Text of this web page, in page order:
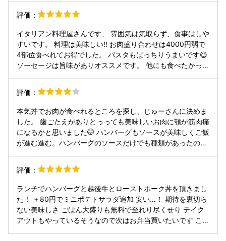
今度絶対飲みに行こうと話しました笑。 お店の雰囲気も良い
し、そそられるメニューも沢山あったので次は絶対に飲みに
行きます(*^^*)
評価：
イタリアン料理屋さんです、 雰囲気は気取らず、食事はしや
すいです。 料理は美味しい‼️ お肉盛り合わせは4000円弱で
4部位食べれてお得でした。 パスタもばっちりうまいです😋
ソーセージは旨味がありオススメです。 他にも食べたかった
駐車場は近くの無料駐車場に停めればいいと思います。
評価：
本気丼でお肉が食べれるところを探し、じゅーさんに決めま
した。 歯ごたえがありとっっても美味しいお肉に顎が筋肉痛
になるかと思いました🤭 ハンバーグもソースが美味しくご飯
が進む進む。ハンバーグのソースだけでも種類があったので
心地良し。 平日のお昼にお邪魔したのでさほど混んでいませ
んでしたが、提供時間はそこそこ。（10〜15分程度） 土日
は予約した方が良さそう。
評価：
ランチでハンバーグと越後牛とローストポーク丼を頂きまし
た！ ＋80円でミニポテトサラダ追加 安い…！ 期待を裏切ら
ない美味しさ ごはん大盛りも無料で至れり尽くせり テイク
アウトもやっているそうなので次はお弁当買いたいです この